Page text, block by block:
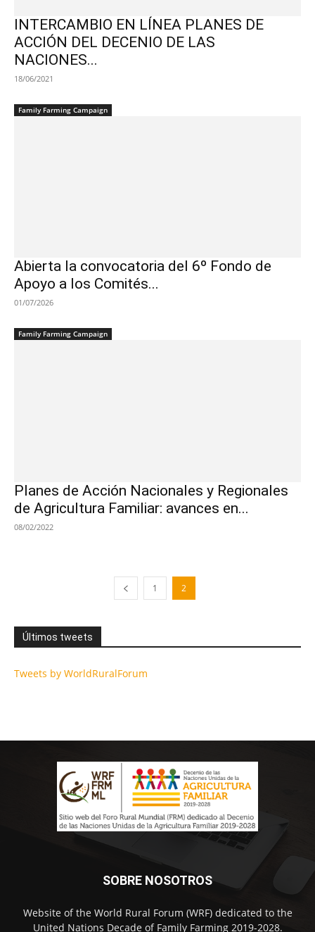
INTERCAMBIO EN LÍNEA PLANES DE
ACCIÓN DEL DECENIO DE LAS
NACIONES...
18/06/2021
Family Farming Campaign
Abierta la convocatoria del 6º Fondo de
Apoyo a los Comités...
01/07/2026
Family Farming Campaign
Planes de Acción Nacionales y Regionales
de Agricultura Familiar: avances en...
08/02/2022
1 2
Últimos tweets
Tweets by WorldRuralForum
SOBRE NOSOTROS
Website of the World Rural Forum (WRF) dedicated to the
United Nations Decade of Family Farming 2019-2028.